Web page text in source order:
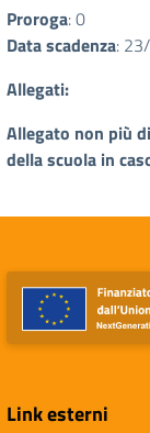
Proroga: 0
Data scadenza:
Allegati:
Allegato non più
della scuola in
Link esterni